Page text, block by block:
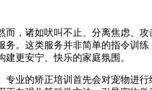
，诸如吠叫不止、分离焦虑、
。这类服务并非简单的指令训
更安宁、快乐的家庭氛围。
业的矫正培训首先会对宠物进